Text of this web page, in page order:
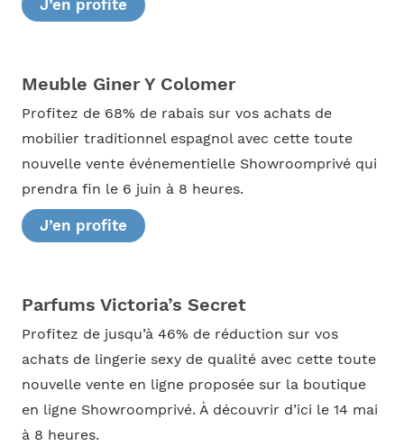
J’en profite
Meuble Giner Y Colomer
Profitez de 68% de rabais sur vos achats de
mobilier traditionnel espagnol avec cette toute
nouvelle vente événementielle Showroomprivé qui
prendra fin le 6 juin à 8 heures.
J’en profite
Parfums Victoria’s Secret
Profitez de jusqu’à 46% de réduction sur vos
achats de lingerie sexy de qualité avec cette toute
nouvelle vente en ligne proposée sur la boutique
en ligne Showroomprivé. À découvrir d’ici le 14 mai
à 8 heures.